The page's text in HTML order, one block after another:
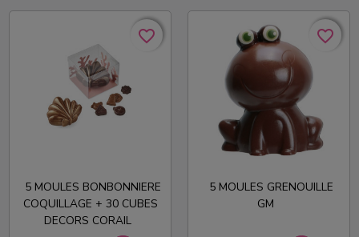
5 MOULES BONBONNIERE
COQUILLAGE + 30 CUBES
DECORS CORAIL
favorite_border
favorite_border
5 MOULES GRENOUILLE
GM
favorite_border
favorite_border